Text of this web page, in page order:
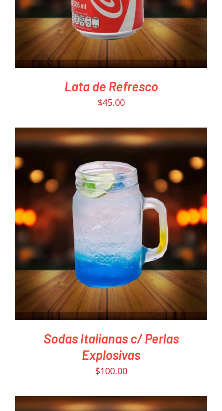
Lata de Refresco
$45.00
PEDIR AHORA
DETAILS
Sodas Italianas c/ Perlas
Explosivas
$100.00